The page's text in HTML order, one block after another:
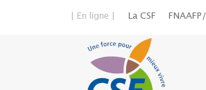
| En ligne | La CSF